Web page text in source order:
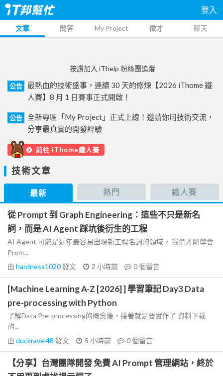
登入
文章 問答 My Project 徵才 聊天
按讚加入 iThelp 粉絲團追蹤
公告
最熱血的技術盛事，連續 30 天的修煉【2026 iThome 鐵
人賽】8 月 1 日賽事正式開啟！
公告
全新專區「My Project」正式上線！邀請你用技術交流，
分享最真實的開發經驗
前往 iThome鐵人賽
技術文章
最新 熱門 鐵人賽
從 Prompt 到 Graph Engineering：這些不只是新名
詞，而是 AI Agent 踩坑後衍生的工程
AI Agent 可能是近年最容易出現新工程名詞的領域。 我們才剛學會
Prom...
由 hardness1020發文 2 小時前 0個留言
[Machine Learning A-Z [2026] ] 學習筆記 Day3 Data
pre-processing with Python
了解Data Pre-processing的概念後，接著就是要實作了 資料下載
的...
由 duckravel48 發文 5 小時前 0個留言
【分享】台灣團隊開發 免費 AI Prompt 管理網站，終於